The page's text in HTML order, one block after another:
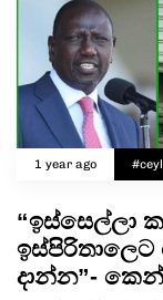
1 year ago
“ඉස්සෙල්ලා
දාන්න”-